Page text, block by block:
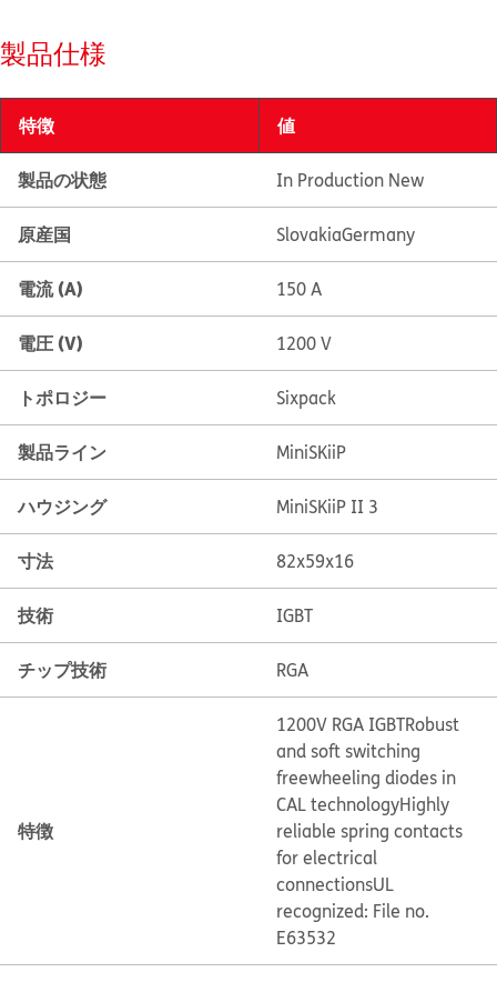
製品仕様
特徴 値
製品の状態 In Production New
原産国 SlovakiaGermany
電流 (A) 150 A
電圧 (V) 1200 V
トポロジー Sixpack
製品ライン MiniSKiiP
ハウジング MiniSKiiP II 3
寸法 82x59x16
技術 IGBT
チップ技術 RGA
特徴
1200V RGA IGBTRobust
and soft switching
freewheeling diodes in
CAL technologyHighly
reliable spring contacts
for electrical
connectionsUL
recognized: File no.
E63532